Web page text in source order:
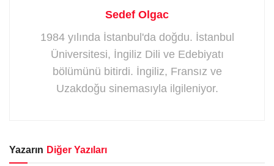
Sedef Olgac
1984 yılında İstanbul'da doğdu. İstanbul
Üniversitesi, İngiliz Dili ve Edebiyatı
bölümünü bitirdi. İngiliz, Fransız ve
Uzakdoğu sinemasıyla ilgileniyor.
Yazarın Diğer Yazıları